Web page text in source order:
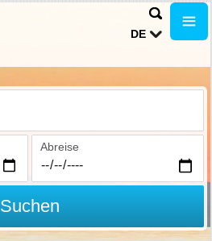
DE
Abreise
Suchen